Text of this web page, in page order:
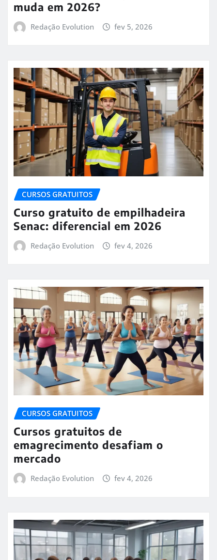
muda em 2026?
Redação Evolution fev 5, 2026
CURSOS GRATUITOS
Curso gratuito de empilhadeira
Senac: diferencial em 2026
Redação Evolution fev 4, 2026
CURSOS GRATUITOS
Cursos gratuitos de
emagrecimento desafiam o
mercado
Redação Evolution fev 4, 2026